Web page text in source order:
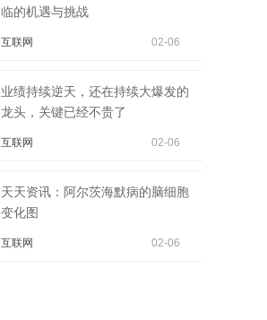
临的机遇与挑战
互联网 02-06
业绩持续逆天，还在持续大爆发的
龙头，关键已经不贵了
互联网 02-06
天天资讯：阿尔茨海默病的脑细胞
变化图
互联网 02-06